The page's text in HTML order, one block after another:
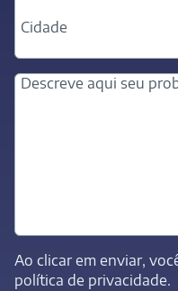
Ao clicar em enviar,
política de privacidade.